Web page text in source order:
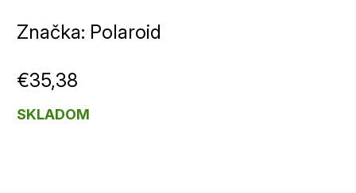
Značka: Polaroid
€35,38
SKLADOM